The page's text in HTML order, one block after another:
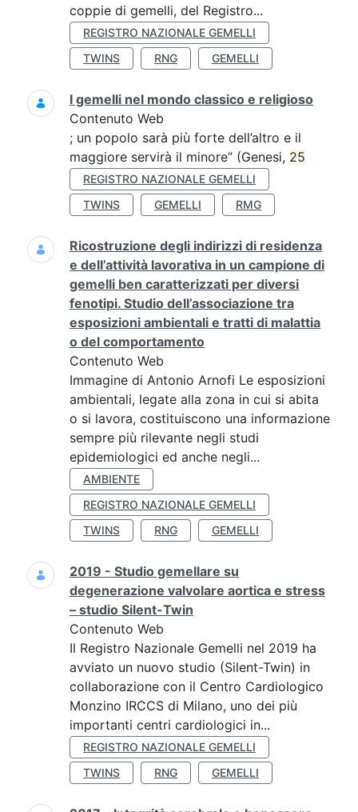
coppie di gemelli, del Registro...
REGISTRO NAZIONALE GEMELLI
TWINS
RNG GEMELLI
I gemelli nel mondo classico e religioso
Contenuto Web
; un popolo sarà più forte dell’altro e il
maggiore servirà il minore” (Genesi, 25
REGISTRO NAZIONALE GEMELLI
TWINS
GEMELLI RMG
Ricostruzione degli indirizzi di residenza
e dell’attività lavorativa in un campione di
gemelli ben caratterizzati per diversi
fenotipi. Studio dell’associazione tra
esposizioni ambientali e tratti di malattia
o del comportamento
Contenuto Web
Immagine di Antonio Arnofi Le esposizioni
ambientali, legate alla zona in cui si abita
o si lavora, costituiscono una informazione
sempre più rilevante negli studi
epidemiologici ed anche negli...
AMBIENTE
REGISTRO NAZIONALE GEMELLI
TWINS
RNG GEMELLI
2019 - Studio gemellare su
degenerazione valvolare aortica e stress
– studio Silent-Twin
Contenuto Web
Il Registro Nazionale Gemelli nel 2019 ha
avviato un nuovo studio (Silent-Twin) in
collaborazione con il Centro Cardiologico
Monzino IRCCS di Milano, uno dei più
importanti centri cardiologici in...
REGISTRO NAZIONALE GEMELLI
TWINS
RNG GEMELLI